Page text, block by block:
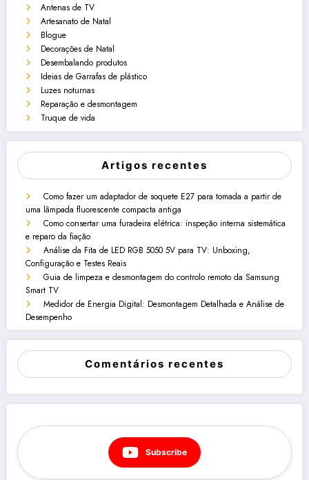
Antenas de TV
Artesanato de Natal
Blogue
Decorações de Natal
Desembalando produtos
Ideias de Garrafas de plástico
Luzes noturnas
Reparação e desmontagem
Truque de vida
Artigos recentes
Como fazer um adaptador de soquete E27 para tomada a partir de
uma lâmpada fluorescente compacta antiga
Como consertar uma furadeira elétrica: inspeção interna sistemática
e reparo da fiação
Análise da Fita de LED RGB 5050 5V para TV: Unboxing,
Configuração e Testes Reais
Guia de limpeza e desmontagem do controlo remoto da Samsung
Smart TV
Medidor de Energia Digital: Desmontagem Detalhada e Análise de
Desempenho
Comentários recentes
Subscribe